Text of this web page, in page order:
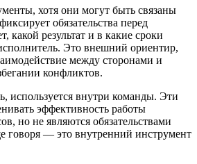
хотя они могут быть связаны
обязательства перед
какой результат и в какие сроки
Это внешний ориентир,
между сторонами и
конфликтов.
используется внутри команды. Эти
эффективность работы
но не являются обязательствами
говоря — это внутренний инструмент